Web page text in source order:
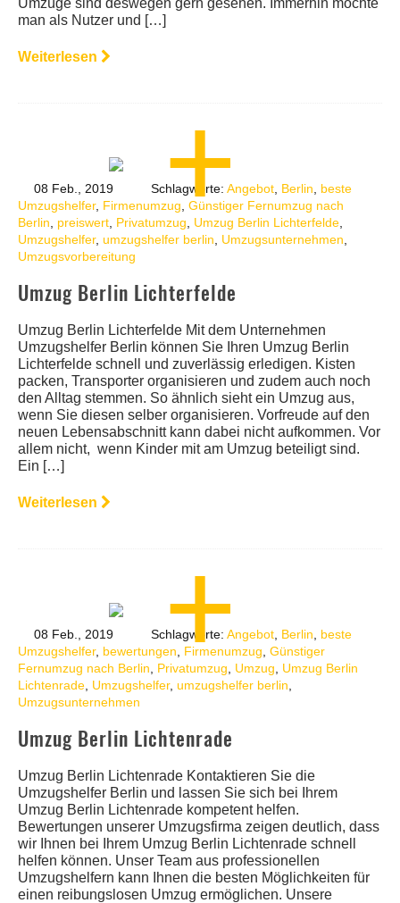
Umzüge sind deswegen gern gesehen. Immerhin möchte
man als Nutzer und […]
Weiterlesen
08 Feb., 2019 Schlagworte: Angebot Berlin
beste
Umzugshelfer, Firmenumzug Günstiger Fernumzug nach
Berlin
preiswert Privatumzug Umzug Berlin Lichterfelde
Umzugshelfer, umzugshelfer berlin Umzugsunternehmen
Umzugsvorbereitung
Umzug Berlin Lichterfelde
Umzug Berlin Lichterfelde Mit dem Unternehmen
Umzugshelfer Berlin können Sie Ihren Umzug Berlin
Lichterfelde schnell und zuverlässig erledigen. Kisten
packen, Transporter organisieren und zudem auch noch
den Alltag stemmen. So ähnlich sieht ein Umzug aus,
wenn Sie diesen selber organisieren. Vorfreude auf den
neuen Lebensabschnitt kann dabei nicht aufkommen. Vor
allem nicht, wenn Kinder mit am Umzug beteiligt sind.
Ein […]
Weiterlesen
08 Feb., 2019 Schlagworte: Angebot Berlin
beste
Umzugshelfer, bewertungen Firmenumzug Günstiger
Fernumzug nach Berlin
Privatumzug Umzug
Umzug Berlin
Lichtenrade Umzugshelfer, umzugshelfer berlin
Umzugsunternehmen
Umzug Berlin Lichtenrade
Umzug Berlin Lichtenrade Kontaktieren Sie die
Umzugshelfer Berlin und lassen Sie sich bei Ihrem
Umzug Berlin Lichtenrade kompetent helfen.
Bewertungen unserer Umzugsfirma zeigen deutlich, dass
wir Ihnen bei Ihrem Umzug Berlin Lichtenrade schnell
helfen können. Unser Team aus professionellen
Umzugshelfern kann Ihnen die besten Möglichkeiten für
einen reibungslosen Umzug ermöglichen. Unsere